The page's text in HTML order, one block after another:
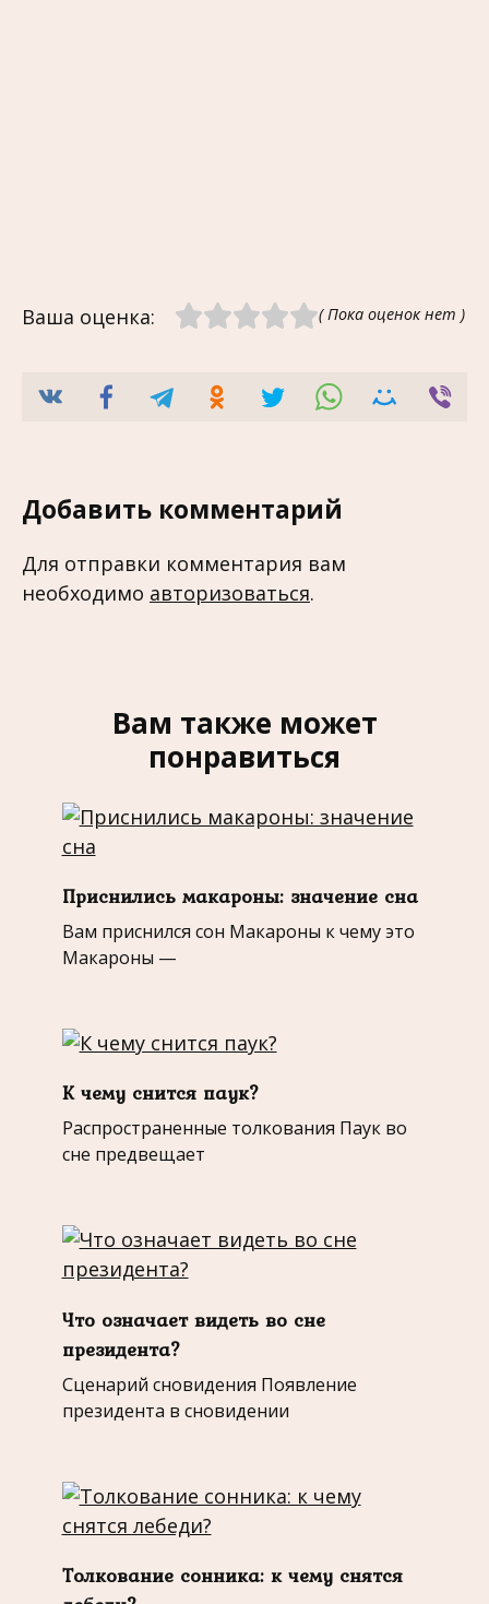
Ваша оценка: ( Пока оценок нет )
Добавить комментарий
Для отправки комментария вам
необходимо авторизоваться.
Вам также может
понравиться
Приснились макароны: значение сна
Вам приснился сон Макароны к чему это
Макароны —
К чему снится паук?
Распространенные толкования Паук во
сне предвещает
Что означает видеть во сне
президента?
Сценарий сновидения Появление
президента в сновидении
Толкование сонника: к чему снятся